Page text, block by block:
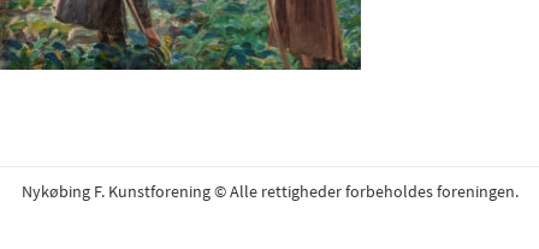
Nykøbing F. Kunstforening © Alle rettigheder forbeholdes foreningen.